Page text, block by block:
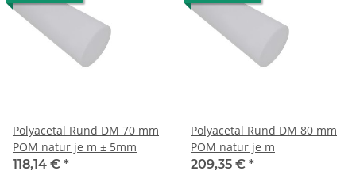
Polyacetal Rund DM 70 mm
POM natur je m ± 5mm
118,14 € *
Polyacetal Rund DM 80 mm
POM natur je m
209,35 € *